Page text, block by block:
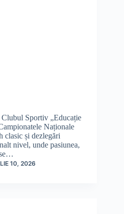
Sportiv „Educație
Naționale
clasic și dezlegări
nivel, unde pasiunea,
10, 2026